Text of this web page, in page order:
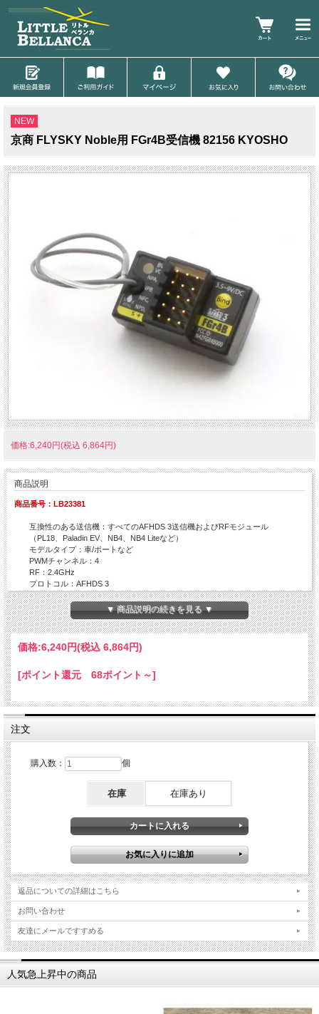
NEW
京商 FLYSKY Noble用 FGr4B受信機 82156 KYOSHO
価格:6,240円(税込 6,864円)
商品説明
商品番号：LB23381
互換性のある送信機：すべてのAFHDS 3送信機およびRFモジュール
（PL18、Paladin EV、NB4、NB4 Liteなど）
モデルタイプ：車/ボートなど
PWMチャンネル：4
RF：2.4GHz
プロトコル：AFHDS 3
アンテナ：外部シングルアンテナ
入力電源：3.5-9V
データ出力：PWM/PPM/i.BUS out/S.BUS
動作温度範囲：-10℃〜+60℃
湿度制限：20%-95%
オンラインアップデート：可能
重量：6.4g
▼ 商品説明の続きを見る ▼
価格:6,240円(税込 6,864円)
[ポイント還元 68ポイント～]
注文
購入数： 個
在庫 在庫あり
返品についての詳細はこちら
お問い合わせ
友達にメールですすめる
人気急上昇中の商品